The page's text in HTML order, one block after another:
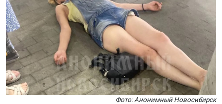
Фото: Анонимный Новосибирск